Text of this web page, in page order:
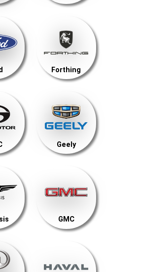
Forthing
Geely
GMC